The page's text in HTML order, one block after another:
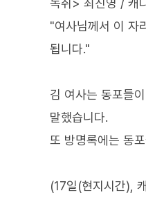
녹취> 최진영 / 캐
"여사님께서 이 자
됩니다."
김 여사는 동포들
말했습니다.
또 방명록에는 동
(17일(현지시간),